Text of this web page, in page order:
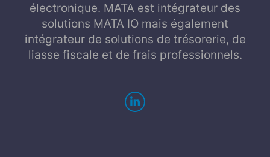
électronique. MATA est intégrateur des
solutions MATA IO mais également
intégrateur de solutions de trésorerie, de
liasse fiscale et de frais professionnels.